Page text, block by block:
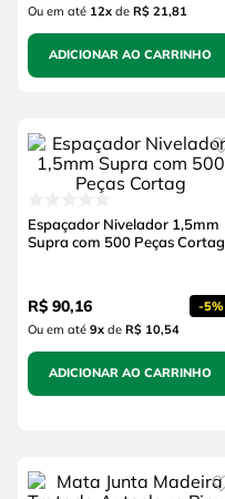
Ou em até 12xde R$ 21,81
ADICIONAR AO CARRINHO
Espaçador Nivelador 1,5mm
Supra com 500 Peças Cortag
R$ 90,16 -5%
Ou em até 9xde R$ 10,54
ADICIONAR AO CARRINHO